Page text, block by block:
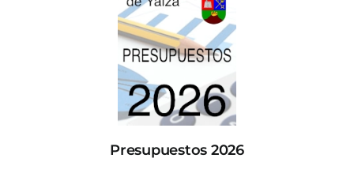
Presupuestos 2026